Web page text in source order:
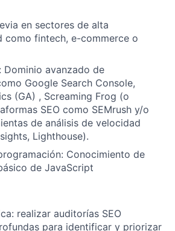
en sectores de alta
como fintech, e-commerce o
Dominio avanzado de
Google Search Console,
(GA) , Screaming Frog (o
SEO como SEMrush y/o
de análisis de velocidad
Lighthouse).
Conocimiento de
de JavaScript
realizar auditorías SEO
para identificar y priorizar